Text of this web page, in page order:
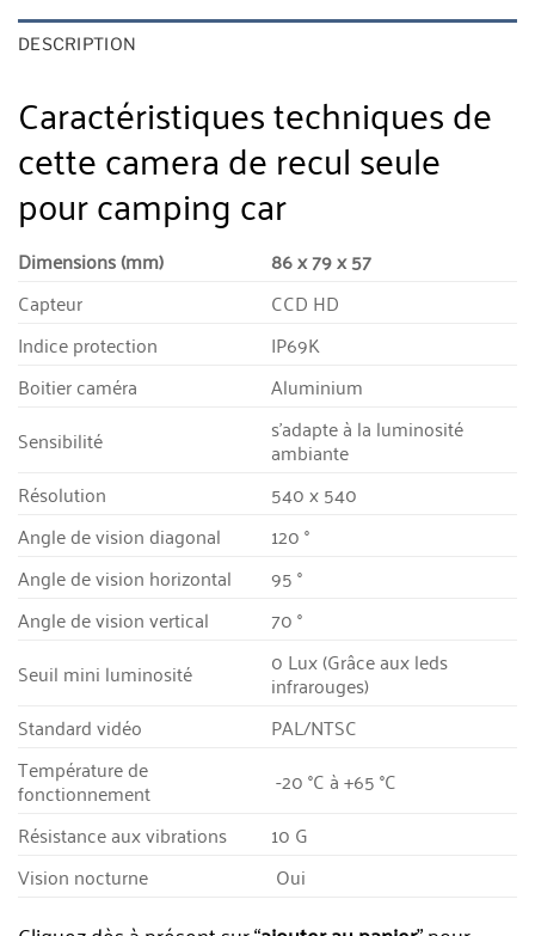
DESCRIPTION
Caractéristiques techniques de
cette camera de recul seule
pour camping car
Dimensions (mm)
86 x 79 x 57
Capteur
CCD HD
Indice protection
IP69K
Boitier caméra
Aluminium
Sensibilité
s’adapte à la luminosité
ambiante
Résolution
540 x 540
Angle de vision diagonal
120 °
Angle de vision horizontal
95 °
Angle de vision vertical
70 °
Seuil mini luminosité
0 Lux (Grâce aux leds
infrarouges)
Standard vidéo
PAL/NTSC
Température de
fonctionnement
-20 °C à +65 °C
Résistance aux vibrations
10 G
Vision nocturne
Oui